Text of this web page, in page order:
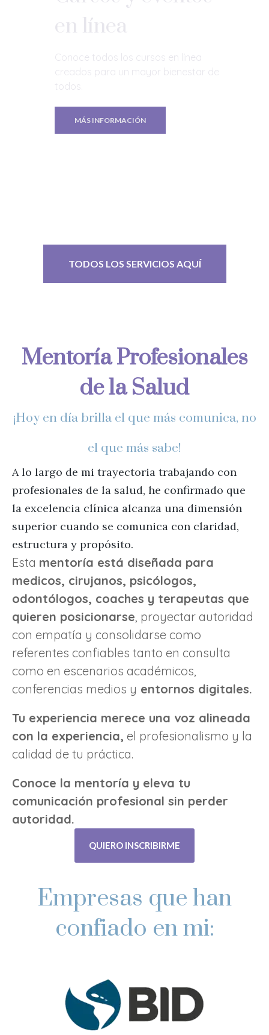
en línea
Conoce todos los cursos en línea
creados para un mayor bienestar de
todos.
MÁS INFORMACIÓN
TODOS LOS SERVICIOS AQUÍ
Mentoría Profesionales
de la Salud
¡Hoy en día brilla el que más comunica, no
el que más sabe!
A lo largo de mi trayectoria trabajando con
profesionales de la salud, he confirmado que
la excelencia clínica alcanza una dimensión
superior cuando se comunica con claridad,
estructura y propósito.
Esta mentoría está diseñada para
medicos, cirujanos, psicólogos,
odontólogos, coaches y terapeutas que
quieren posicionarse , proyectar autoridad
con empatía y consolidarse como
referentes confiables tanto en consulta
como en escenarios académicos,
conferencias medios y entornos digitales.
Tu experiencia merece una voz alineada
con la experiencia, el profesionalismo y la
calidad de tu práctica.
Conoce la mentoría y eleva tu
comunicación profesional sin perder
autoridad.
QUIERO INSCRIBIRME
Empresas que han
confiado en mi: